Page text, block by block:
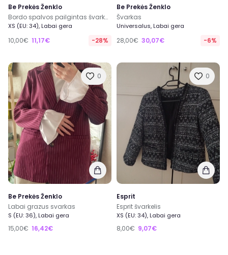
Be Prekės Ženklo
Bordo spalvos pailgintas švarkas su petukais XS dydžio (elegantiškas blazeris)
XS (EU: 34), Labai gera
10,00€ 11,17€ -28%
Be Prekės Ženklo
Švarkas
Universalus, Labai gera
28,00€ 30,07€ -6%
0
Be Prekės Ženklo
Labai grazus svarkas
S (EU: 36), Labai gera
15,00€ 16,42€
0
Esprit
Esprit švarkelis
XS (EU: 34), Labai gera
8,00€ 9,07€